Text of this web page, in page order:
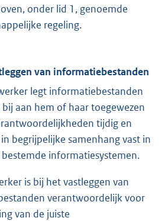
onder lid 1, genoemde
regeling.
van informatiebestanden
legt informatiebestanden
aan hem of haar toegewezen
tijdig en
begrijpelijke samenhang vast in
informatiesystemen.
is bij het vastleggen van
verantwoordelijk voor
van de juiste